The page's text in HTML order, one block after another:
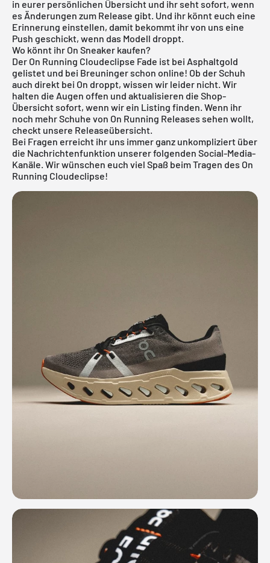
in eurer persönlichen Übersicht und ihr seht sofort, wenn
es Änderungen zum Release gibt. Und ihr könnt euch eine
Erinnerung einstellen, damit bekommt ihr von uns eine
Push geschickt, wenn das Modell droppt.
Wo könnt ihr On Sneaker kaufen?
Der On Running Cloudeclipse Fade ist bei Asphaltgold
gelistet und bei Breuninger schon online! Ob der Schuh
auch direkt bei On droppt, wissen wir leider nicht. Wir
halten die Augen offen und aktualisieren die Shop-
Übersicht sofort, wenn wir ein Listing finden. Wenn ihr
noch mehr Schuhe von On Running Releases sehen wollt,
checkt unsere Releaseübersicht.
Bei Fragen erreicht ihr uns immer ganz unkompliziert über
die Nachrichtenfunktion unserer folgenden Social-Media-
Kanäle. Wir wünschen euch viel Spaß beim Tragen des On
Running Cloudeclipse!